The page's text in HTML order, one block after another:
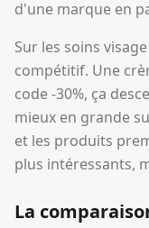
d'une marque en
Sur les soins
compétitif. Une
code -30%, ça
mieux en grande
et les produits
plus intéressants,
La